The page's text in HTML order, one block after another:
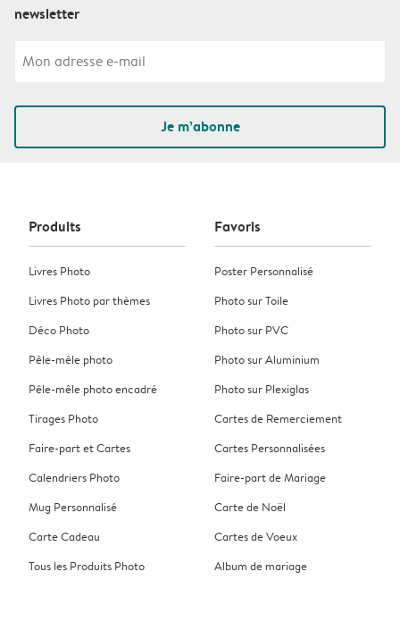
newsletter
Je m’abonne
Produits
Livres Photo
Livres Photo par thèmes
Déco Photo
Pêle-mêle photo
Pêle-mêle photo encadré
Tirages Photo
Faire-part et Cartes
Calendriers Photo
Mug Personnalisé
Carte Cadeau
Tous les Produits Photo
Favoris
Poster Personnalisé
Photo sur Toile
Photo sur PVC
Photo sur Aluminium
Photo sur Plexiglas
Cartes de Remerciement
Cartes Personnalisées
Faire-part de Mariage
Carte de Noël
Cartes de Voeux
Album de mariage